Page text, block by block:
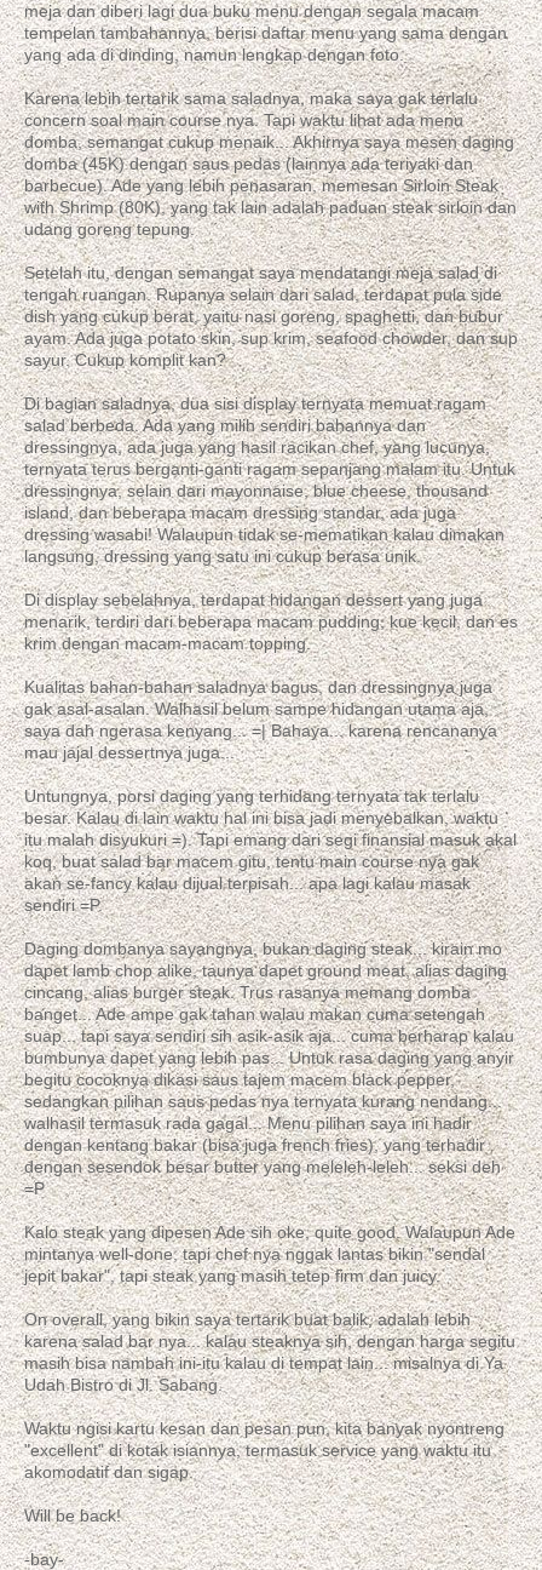
meja dan diberi lagi dua buku menu dengan segala macam
tempelan tambahannya, berisi daftar menu yang sama dengan
yang ada di dinding, namun lengkap dengan foto.
Karena lebih tertarik sama saladnya, maka saya gak terlalu
concern soal main course nya. Tapi waktu lihat ada menu
domba, semangat cukup menaik... Akhirnya saya mesen daging
domba (45K) dengan saus pedas (lainnya ada teriyaki dan
barbecue). Ade yang lebih penasaran, memesan Sirloin Steak
with Shrimp (80K), yang tak lain adalah paduan steak sirloin dan
udang goreng tepung.
Setelah itu, dengan semangat saya mendatangi meja salad di
tengah ruangan. Rupanya selain dari salad, terdapat pula side
dish yang cukup berat, yaitu nasi goreng, spaghetti, dan bubur
ayam. Ada juga potato skin, sup krim, seafood chowder, dan sup
sayur. Cukup komplit kan?
Di bagian saladnya, dua sisi display ternyata memuat ragam
salad berbeda. Ada yang milih sendiri bahannya dan
dressingnya, ada juga yang hasil racikan chef, yang lucunya,
ternyata terus berganti-ganti ragam sepanjang malam itu. Untuk
dressingnya, selain dari mayonnaise, blue cheese, thousand
island, dan beberapa macam dressing standar, ada juga
dressing wasabi! Walaupun tidak se-mematikan kalau dimakan
langsung, dressing yang satu ini cukup berasa unik.
Di display sebelahnya, terdapat hidangan dessert yang juga
menarik, terdiri dari beberapa macam pudding, kue kecil, dan es
krim dengan macam-macam topping.
Kualitas bahan-bahan saladnya bagus, dan dressingnya juga
gak asal-asalan. Walhasil belum sampe hidangan utama aja,
saya dah ngerasa kenyang... =| Bahaya... karena rencananya
mau jajal dessertnya juga...
Untungnya, porsi daging yang terhidang ternyata tak terlalu
besar. Kalau di lain waktu hal ini bisa jadi menyebalkan, waktu
itu malah disyukuri =). Tapi emang dari segi finansial masuk akal
koq, buat salad bar macem gitu, tentu main course nya gak
akan se-fancy kalau dijual terpisah... apa lagi kalau masak
sendiri =P.
Daging dombanya sayangnya, bukan daging steak... kirain mo
dapet lamb chop alike, taunya dapet ground meat, alias daging
cincang, alias burger steak. Trus rasanya memang domba
banget... Ade ampe gak tahan walau makan cuma setengah
suap... tapi saya sendiri sih asik-asik aja... cuma berharap kalau
bumbunya dapet yang lebih pas... Untuk rasa daging yang anyir
begitu cocoknya dikasi saus tajem macem black pepper,
sedangkan pilihan saus pedas nya ternyata kurang nendang...
walhasil termasuk rada gagal... Menu pilihan saya ini hadir
dengan kentang bakar (bisa juga french fries), yang terhadir
dengan sesendok besar butter yang meleleh-leleh... seksi deh
=P
Kalo steak yang dipesen Ade sih oke, quite good. Walaupun Ade
mintanya well-done, tapi chef nya nggak lantas bikin "sendal
jepit bakar", tapi steak yang masih tetep firm dan juicy.
On overall, yang bikin saya tertarik buat balik, adalah lebih
karena salad bar nya... kalau steaknya sih, dengan harga segitu
masih bisa nambah ini-itu kalau di tempat lain... misalnya di Ya
Udah Bistro di Jl. Sabang.
Waktu ngisi kartu kesan dan pesan pun, kita banyak nyontreng
"excellent" di kotak isiannya, termasuk service yang waktu itu
akomodatif dan sigap.
Will be back!
-bay-